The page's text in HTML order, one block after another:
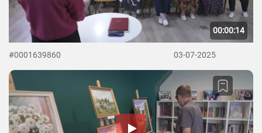
00:00:14
#0001639860 03-07-2025